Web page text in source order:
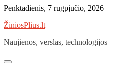
Skip
content
Penktadienis, 7 rugpjūčio, 2026
ŽiniosPlius.lt
Naujienos, verslas, technologijos